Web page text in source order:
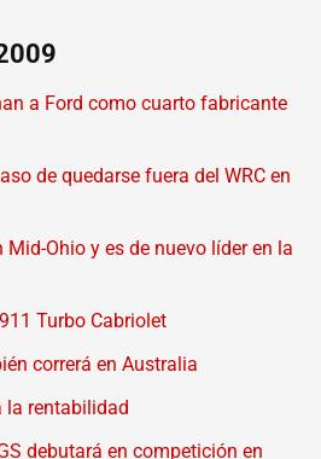
a Ford como cuarto fabricante
de quedarse fuera del WRC en
Ohio y es de nuevo líder en la
Turbo Cabriolet
correrá en Australia
la rentabilidad
debutará en competición en